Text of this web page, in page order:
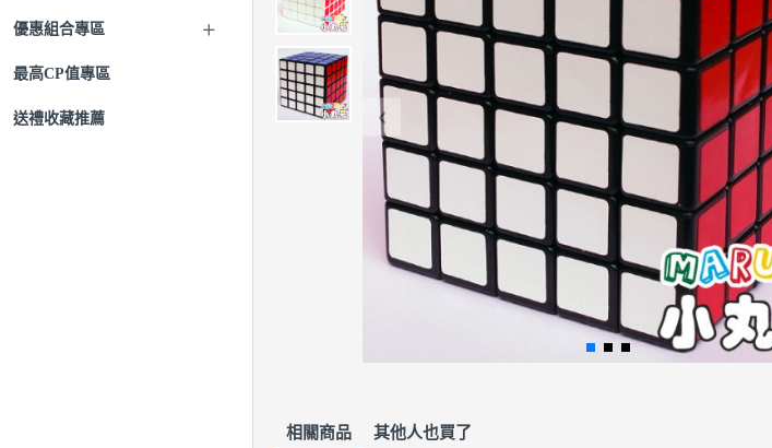
優惠組合專區
最高CP值專區
送禮收藏推薦
相關商品 其他人也買了